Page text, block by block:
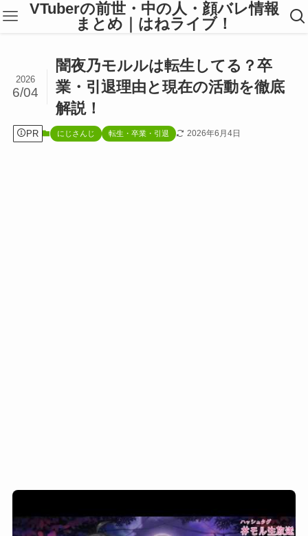
VTuberの前世・中の人・顔バレ情報
まとめ｜はねライブ！
闇夜乃モルルは転生してる？卒
業・引退理由と現在の活動を徹底
解説！
2026
6/04
PR にじさんじ 転生・卒業・引退 2026年6月4日